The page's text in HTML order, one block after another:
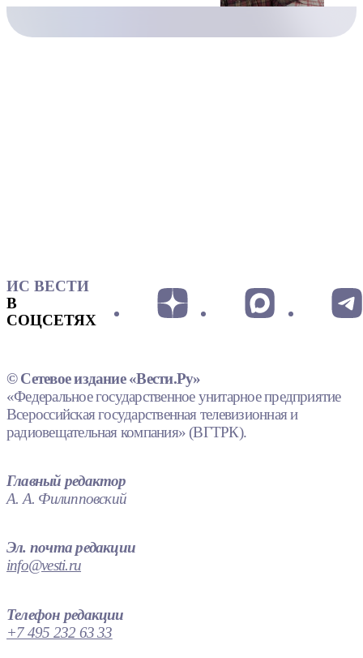
ИС ВЕСТИ
В
СОЦСЕТЯХ
© Сетевое издание «Вести.Ру»
«Федеральное государственное унитарное предприятие
Всероссийская государственная телевизионная и
радиовещательная компания» (ВГТРК).
Главный редактор
А. А. Филипповский
Эл. почта редакции
info@vesti.ru
Телефон редакции
+7 495 232 63 33